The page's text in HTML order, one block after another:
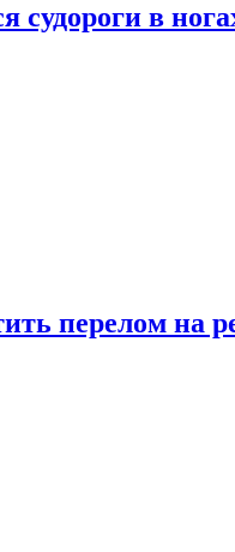
судороги в
перелом на